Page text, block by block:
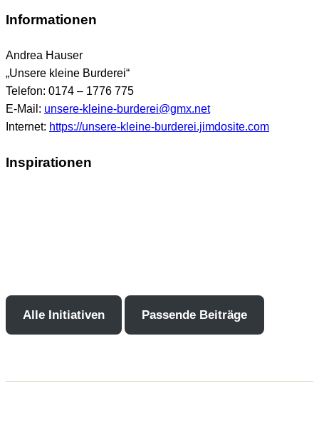
Informationen
Andrea Hauser
„Unsere kleine Burderei“
Telefon: 0174 – 1776 775
E-Mail: unsere-kleine-burderei@gmx.net
Internet: https://unsere-kleine-burderei.jimdosite.com
Inspirationen
Alle Initiativen Passende Beiträge